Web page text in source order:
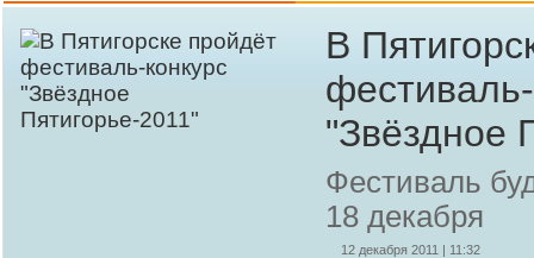
В
"Звёздное
Фестиваль
18 декабря
12 декабря 2011 | 11:32